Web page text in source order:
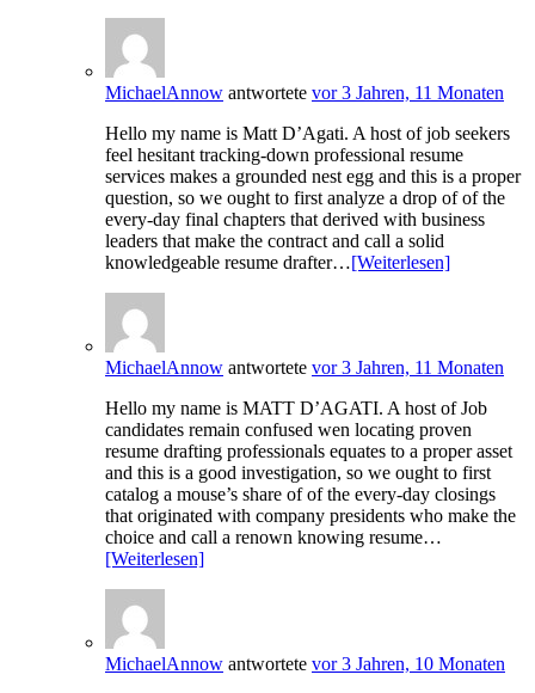
MichaelAnnow antwortete vor 3 Jahren, 11 Monaten
Hello my name is Matt D’Agati. A host of job seekers
feel hesitant tracking-down professional resume
services makes a grounded nest egg and this is a proper
question, so we ought to first analyze a drop of of the
every-day final chapters that derived with business
leaders that make the contract and call a solid
knowledgeable resume drafter…[Weiterlesen]
MichaelAnnow antwortete vor 3 Jahren, 11 Monaten
Hello my name is MATT D’AGATI. A host of Job
candidates remain confused wen locating proven
resume drafting professionals equates to a proper asset
and this is a good investigation, so we ought to first
catalog a mouse’s share of of the every-day closings
that originated with company presidents who make the
choice and call a renown knowing resume…
[Weiterlesen]
MichaelAnnow antwortete vor 3 Jahren, 10 Monaten